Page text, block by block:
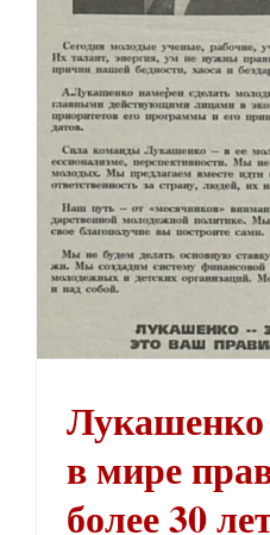
Лукашенко
в мире
более 30